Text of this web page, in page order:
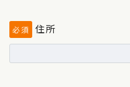
必須 住所